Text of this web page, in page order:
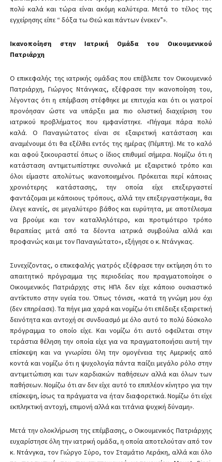
πολύ καλά και τώρα είναι ακόμη καλύτερα. Μετά το τέλος της
εγχείρησης είπε “ δόξα τω Θεώ και πάντων ένεκεν”».
Ικανοποίηση στην Ιατρική Ομάδα του Οικουμενικού
Πατριάρχη
Ο επικεφαλής της ιατρικής ομάδας που επέβλεπε τον Οικουμενικό
Πατριάρχη, Γιώργος Ντάνγκας, εξέφρασε την ικανοποίηση του,
λέγοντας ότι η επέμβαση στέφθηκε με επιτυχία και ότι οι γιατροί
προνόησαν ώστε να υπάρξει μια πιο ολιστική διαχείριση του
ιατρικού προβλήματος που εμφανίστηκε. «Πήγαμε πάρα πολύ
καλά. Ο Παναγιώτατος είναι σε εξαιρετική κατάσταση και
αναμένουμε ότι θα εξέλθει εντός της ημέρας (Πέμπτη). Με το καλό
και αφού ξεκουραστεί όπως ο ίδιος επιθυμεί σήμερα. Νομίζω ότι η
κατάσταση αντιμετωπίστηκε συνολικά με εξαιρετικό τρόπο και
όλοι είμαστε απολύτως ικανοποιημένοι. Πρόκειται περί κάποιας
χρονιότερης κατάστασης, την οποία είχε επεξεργαστεί
φαντάζομαι με κάποιους τρόπους, αλλά την επεξεργαστήκαμε, θα
έλεγε κανείς, σε μεγαλύτερο βάθος και ευρύτητα, με αποτέλεσμα
να βρούμε και τον καταλληλότερο, και προτιμότερο τρόπο
θεραπείας μετά από τα δέοντα ιατρικά συμβούλια αλλά και
προφανώς και με τον Παναγιώτατο», εξήγησε ο κ. Ντάνγκας.
Συνεχίζοντας, ο επικεφαλής γιατρός εξέφρασε την εκτίμηση ότι το
απαιτητικό πρόγραμμα της περιοδείας που πραγματοποίησε ο
Οικουμενικός Πατριάρχης στις ΗΠΑ δεν είχε κάποιο ουσιαστικό
αντίκτυπο στην υγεία του. Όπως τόνισε, «κατά τη γνώμη μου όχι
(δεν επηρέασε). Τα πήγε μια χαρά και νομίζω ότι επέδειξε εξαιρετική
δεινότητα και αντοχή σε συνδυασμό με όλο αυτό το πολύ δύσκολο
πρόγραμμα το οποίο είχε. Και νομίζω ότι αυτό οφείλεται στην
τεράστια θέληση την οποία είχε για να πραγματοποιήσει αυτή την
επίσκεψη και να γνωρίσει όλη την ομογένεια της Αμερικής από
κοντά και νομίζω ότι η ψυχολογία πάντα παίζει μεγάλο ρόλο στην
αντιμετώπιση και των καρδιακών παθήσεων αλλά και όλων των
παθήσεων. Νομίζω ότι αν δεν είχε αυτό το επιπλέον κίνητρο για την
επίσκεψη, ίσως τα πράγματα να ήταν διαφορετικά. Νομίζω ότι είχε
εκπληκτική αντοχή, επιμονή αλλά και τιτάνια ψυχική δύναμη».
Μετά την ολοκλήρωση της επέμβασης, ο Οικουμενικός Πατριάρχης
ευχαρίστησε όλη την ιατρική ομάδα, η οποία αποτελούταν από τον
κ. Ντάνγκα, τον Γιώργο Σύρο, τον Σταμάτιο Λεράκη, αλλά και όλο